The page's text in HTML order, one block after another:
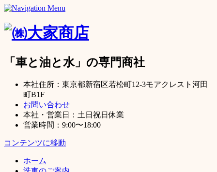
「車と油と水」の専門商社
本社住所：東京都新宿区若松町12-3モアクレスト河田
町B1F
お問い合わせ
本社・営業日：土日祝日休業
営業時間：9:00〜18:00
コンテンツに移動
ホーム